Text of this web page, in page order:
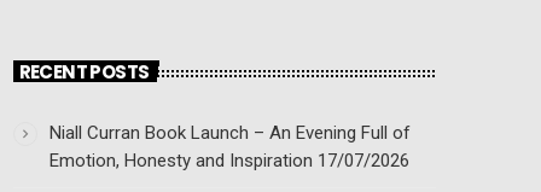
RECENT POSTS
Niall Curran Book Launch – An Evening Full of
Emotion, Honesty and Inspiration 17/07/2026